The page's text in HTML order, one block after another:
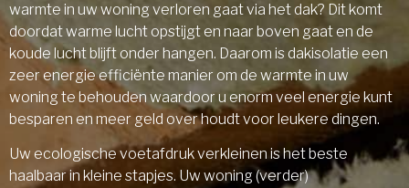
warmte in uw woning verloren gaat via het dak? Dit komt
doordat warme lucht opstijgt en naar boven gaat en de
koude lucht blijft onder hangen. Daarom is dakisolatie een
zeer energie efficiënte manier om de warmte in uw
woning te behouden waardoor u enorm veel energie kunt
besparen en meer geld over houdt voor leukere dingen.
Uw ecologische voetafdruk verkleinen is het beste
haalbaar in kleine stapjes. Uw woning (verder)